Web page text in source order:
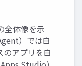
全体像を示
）では自
アプリを自